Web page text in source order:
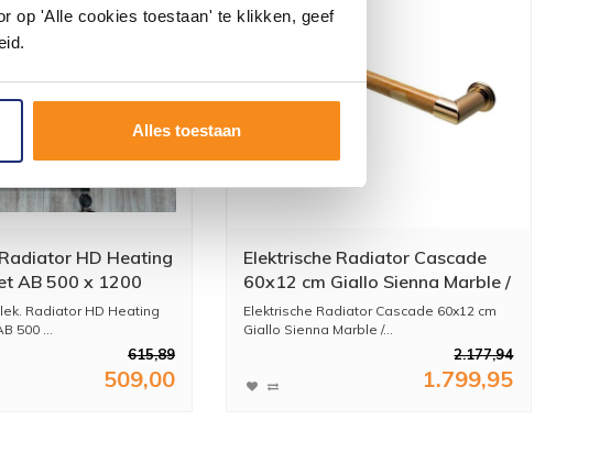
op 'Alle cookies toestaan' te klikken, geef
Alles toestaan
HD Heating
AB 500 x 1200
Mat Zwart
Radiator HD Heating
500 ...
615,89
509,00
Elektrische Radiator Cascade
60x12 cm Giallo Sienna Marble /
Unlacquered Brass
Elektrische Radiator Cascade 60x12 cm
Giallo Sienna Marble /...
2.177,94
1.799,95